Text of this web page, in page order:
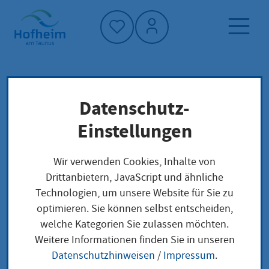
Startseite"
Dienstleistung-Finder
Lokale Anliegen
Umsatzsteuer voranmelden
Umsatzsteuer
voranmelden
Als Unternehmen müssen Sie in der Regel monatlich
Datenschutz-
Einstellungen
Wir verwenden Cookies, Inhalte von
Drittanbietern, JavaScript und ähnliche
Technologien, um unsere Website für Sie zu
optimieren. Sie können selbst entscheiden,
welche Kategorien Sie zulassen möchten.
Weitere Informationen finden Sie in unseren
Datenschutzhinweisen / Impressum.